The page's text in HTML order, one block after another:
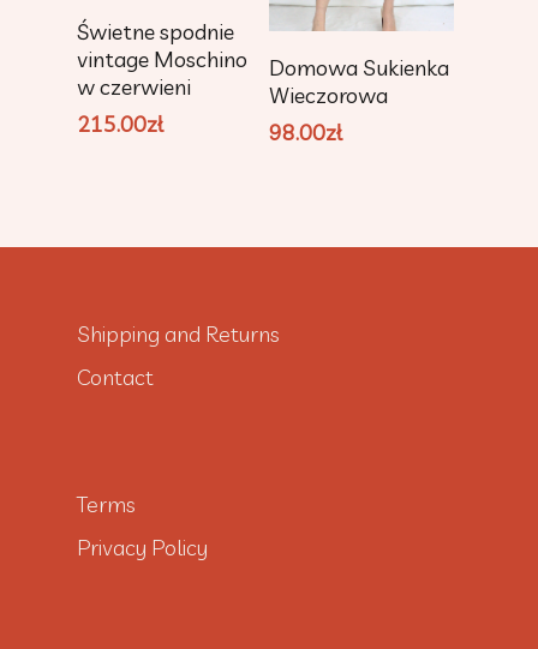
Add To Cart
Świetne spodnie
vintage Moschino
w czerwieni
215.00zł
Add To Cart
Domowa Sukienka
Wieczorowa
98.00zł
Shipping and Returns
Contact
Terms
Privacy Policy